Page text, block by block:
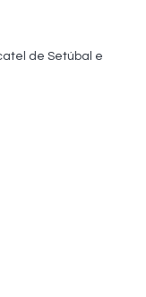
de Setúbal e